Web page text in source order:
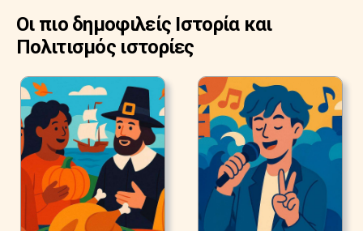
Οι πιο δημοφιλείς Ιστορία και
Πολιτισμός ιστορίες